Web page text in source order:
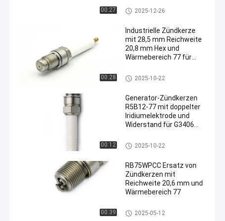
00:27 Generatorzündkerze
2025-12-26
00:28
Industrielle Zündkerze
mit 28,5 mm Reichweite
20,8 mm Hex und
Wärmebereich 77 für
Generatorzündkerze
2025-10-22
00:12
Generator-Zündkerzen
R5B12-77 mit doppelter
Iridiumelektrode und
Widerstand für G3406
W25SG
Generatorzündkerze
2025-10-22
00:39
RB75WPCC Ersatz von
Zündkerzen mit
Reichweite 20,6 mm und
Wärmebereich 77
Generatorzündkerze
2025-05-12